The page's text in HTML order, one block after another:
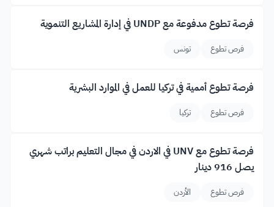
فرصة تطوع مدفوعة مع UNDP في إدارة المشاريع التنموية
فرص تطوع تونس
فرصة تطوع أممية في تركيا للعمل في الموارد البشرية
فرص تطوع تركيا
فرصة تطوع مع UNV في الاردن في مجال التعليم براتب شهري
يصل 916 دينار
فرص تطوع الأردن